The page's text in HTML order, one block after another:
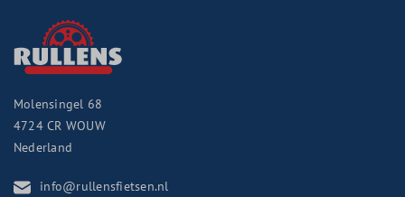
Molensingel 68
4724 CR WOUW
Nederland
info@rullensfietsen.nl